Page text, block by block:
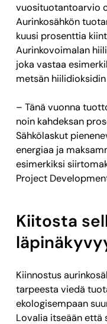
vuosituotantoarvio
Aurinkosähkön
kuusi prosenttia
Aurinkovoimalan
joka vastaa
metsän
– Tänä vuonna
noin kahdeksan
Sähkölaskut
energiaa ja
esimerkiksi
Project
Kiitosta
Kiinnostus
tarpeesta viedä
ekologisempaan
Lovalia itseään että